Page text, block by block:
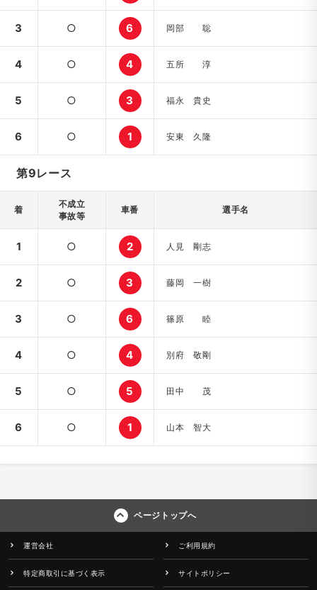
3 ○ 6 岡部 聡
4 ○ 4 五所 淳
5 ○ 3 福永 貴史
6 ○ 1 安東 久隆
第9レース
着
不成立
事故等
車番 選手名
1 ○ 2 人見 剛志
2 ○ 3 藤岡 一樹
3 ○ 6 篠原 睦
4 ○ 4 別府 敬剛
5 ○ 5 田中 茂
6 ○ 1 山本 智大
ページトップへ
運営会社 ご利用規約
特定商取引に基づく表示 サイトポリシー